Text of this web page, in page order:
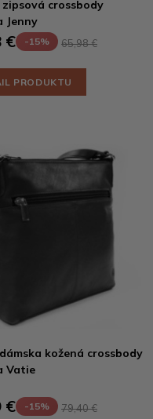
zipsová crossbody
Jenny
€ -15% 65,98 €
PRODUKTU
kožená crossbody
Vatie
€ -15% 79,40 €